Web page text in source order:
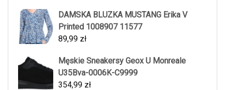
DAMSKA BLUZKA MUSTANG Erika V
Printed 1008907 11577
89,99 zł
Męskie Sneakersy Geox U Monreale
U35Bva-0006K-C9999
354,99 zł